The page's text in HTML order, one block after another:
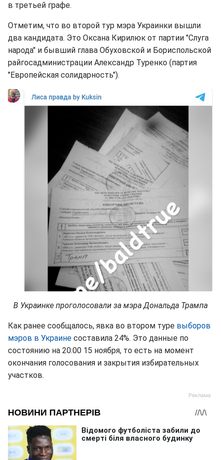
в третьей графе.
Отметим, что во второй тур мэра Украинки вышли
два кандидата. Это Оксана Кирилюк от партии "Слуга
народа" и бывший глава Обуховской и Бориспольской
райгосадминистрации Александр Туренко (партия
"Европейская солидарность").
В Украинке проголосовали за мэра Дональда Трампа
Как ранее сообщалось, явка во втором туре выборов
мэров в Украине составила 24%. Это данные по
состоянию на 20:00 15 ноября, то есть на момент
окончания голосования и закрытия избирательных
участков.